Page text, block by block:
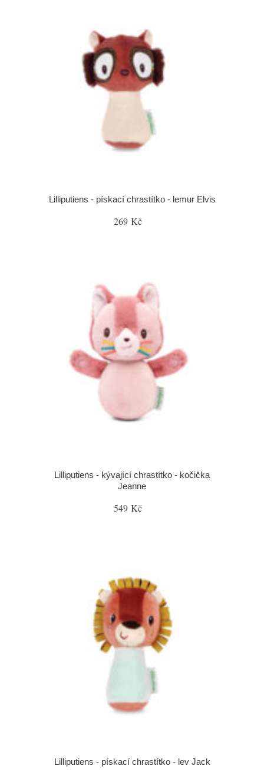
Lilliputiens - pískací chrastítko - lemur Elvis
269 Kč
Lilliputiens - kývající chrastítko - kočička
Jeanne
549 Kč
Lilliputiens - pískací chrastítko - lev Jack